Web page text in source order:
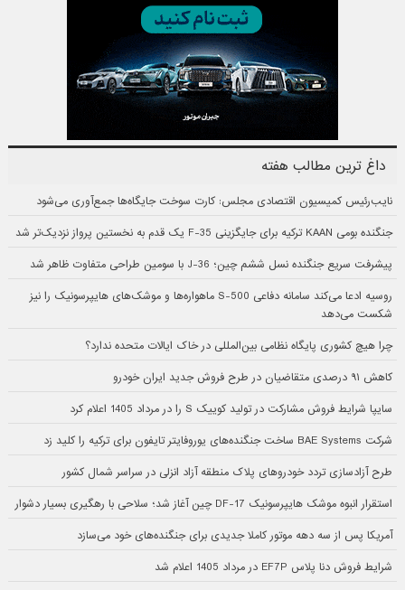
داغ ترین مطالب هفته
نایب‌رئیس کمیسیون اقتصادی مجلس: کارت سوخت جایگاه‌ها جمع‌آوری می‌شود
جنگنده بومی KAAN ترکیه برای جایگزینی F-35 یک قدم به نخستین پرواز نزدیک‌تر شد
پیشرفت سریع جنگنده نسل ششم چین؛ J-36 با سومین طراحی متفاوت ظاهر شد
روسیه ادعا می‌کند سامانه دفاعی S-500 ماهواره‌ها و موشک‌های هایپرسونیک را نیز
شکست می‌دهد
چرا هیچ کشوری پایگاه نظامی بین‌المللی در خاک ایالات متحده ندارد؟
کاهش ۹۱ درصدی متقاضیان در طرح فروش جدید ایران خودرو
سایپا شرایط فروش مشارکت در تولید کوییک S را در مرداد 1405 اعلام کرد
شرکت BAE Systems ساخت جنگنده‌های یوروفایتر تایفون برای ترکیه را کلید زد
طرح آزادسازی تردد خودروهای پلاک منطقه آزاد انزلی در سراسر شمال کشور
استقرار انبوه موشک هایپرسونیک DF-17 چین آغاز شد؛ سلاحی با رهگیری بسیار دشوار
آمریکا پس از سه دهه موتور کاملا جدیدی برای جنگنده‌های خود می‌سازد
شرایط فروش دنا پلاس EF7P در مرداد 1405 اعلام شد